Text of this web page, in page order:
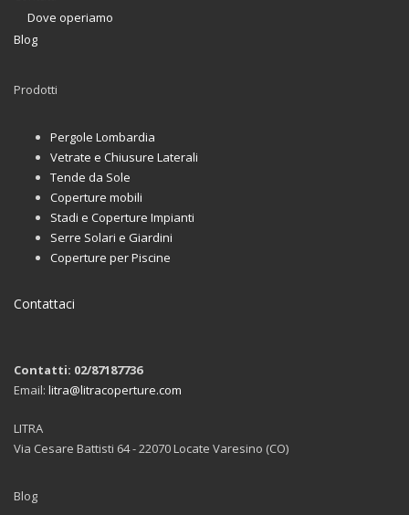
Dove operiamo
Blog
Prodotti
Pergole Lombardia
Vetrate e Chiusure Laterali
Tende da Sole
Coperture mobili
Stadi e Coperture Impianti
Serre Solari e Giardini
Coperture per Piscine
Contattaci
Contatti: 02/87187736
Email: litra@litracoperture.com
LITRA
Via Cesare Battisti 64 - 22070 Locate Varesino (CO)
Blog